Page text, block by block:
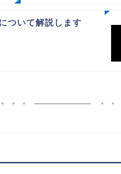
ついて解説します